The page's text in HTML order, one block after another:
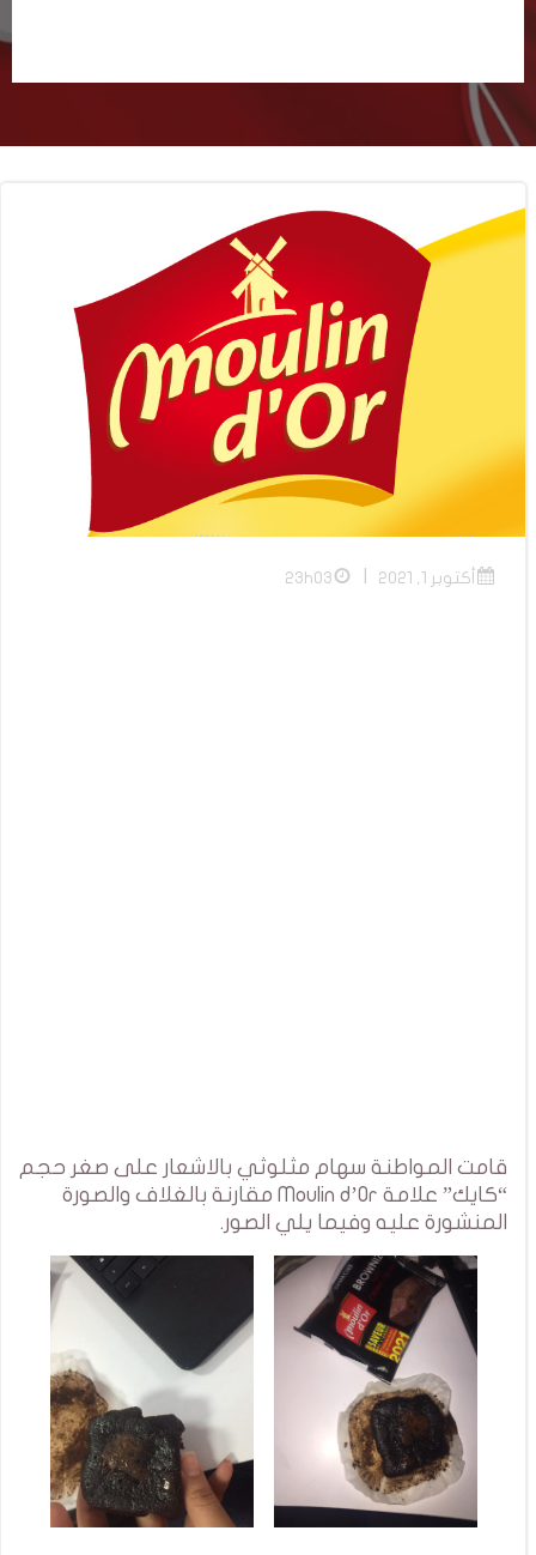
أكتوبر 1, 2021 23h03
قامت المواطنة سهام مثلوثي بالاشعار على صغر حجم
“كايك” علامة Moulin d’Or مقارنة بالغلاف والصورة
المنشورة عليه وفيما يلي الصور.